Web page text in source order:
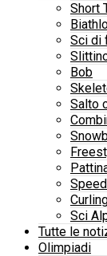
Short
Sci di
Bob
Salto
Sci
Tutte le
Olimpiadi